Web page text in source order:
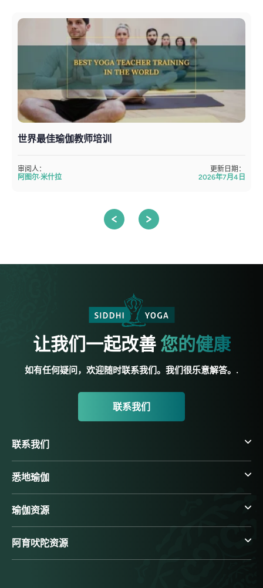
世界最佳瑜伽教师培训
审阅人：
阿图尔·米什拉
更新日期：
2026年7月4日
让我们一起改善 您的健康
如有任何疑问，欢迎随时联系我们。我们很乐意解答。.
联系我们
联系我们
悉地瑜伽
瑜伽资源
阿育吠陀资源